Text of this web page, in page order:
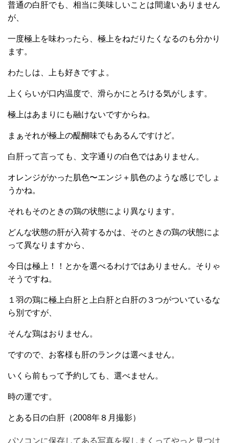
普通の白肝でも、相当に美味しいことは間違いありません
が、
一度極上を味わったら、極上をねだりたくなるのも分かり
ます。
わたしは、上も好きですよ。
上くらいが口内温度で、滑らかにとろける気がします。
極上はあまりにも融けないですからね。
まぁそれが極上の醍醐味でもあるんですけど。
白肝って言っても、文字通りの白色ではありません。
オレンジがかった肌色〜エンジ＋肌色のような感じでしょ
うかね。
それもそのときの鶏の状態により異なります。
どんな状態の肝が入荷するかは、そのときの鶏の状態によ
って異なりますから、
今日は極上！！とかを選べるわけではありません。そりゃ
そうですね。
１羽の鶏に極上白肝と上白肝と白肝の３つがついているな
ら別ですが、
そんな鶏はおりません。
ですので、お客様も肝のランクは選べません。
いくら前もって予約しても、選べません。
時の運です。
とある日の白肝（2008年８月撮影）
パソコンに保存してある写真を探しまくってやっと見つけ